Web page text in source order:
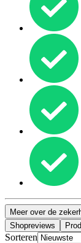
Meer over de
Shopreviews
Sorteren